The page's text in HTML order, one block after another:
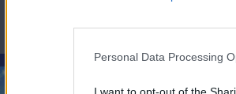
Personal Data Processing
I want to opt-out of the